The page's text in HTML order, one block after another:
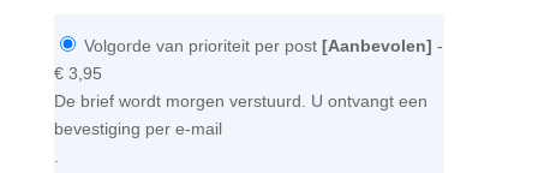
Volgorde van prioriteit per post [Aanbevolen] -
€ 3,95
De brief wordt morgen verstuurd. U ontvangt een
bevestiging per e-mail
.